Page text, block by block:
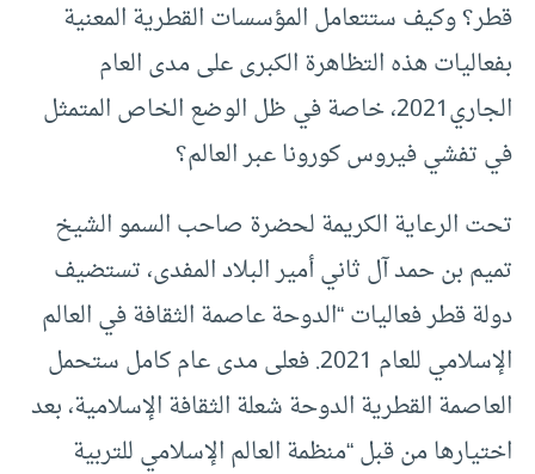
قطر؟ وكيف ستتعامل المؤسسات القطرية المعنية
بفعاليات هذه التظاهرة الكبرى على مدى العام
الجاري2021، خاصة في ظل الوضع الخاص المتمثل
في تفشي فيروس كورونا عبر العالم؟
تحت الرعاية الكريمة لحضرة صاحب السمو الشيخ
تميم بن حمد آل ثاني أمير البلاد المفدى، تستضيف
دولة قطر فعاليات “الدوحة عاصمة الثقافة في العالم
الإسلامي للعام 2021. فعلى مدى عام كامل ستحمل
العاصمة القطرية الدوحة شعلة الثقافة الإسلامية، بعد
اختيارها من قبل “منظمة العالم الإسلامي للتربية